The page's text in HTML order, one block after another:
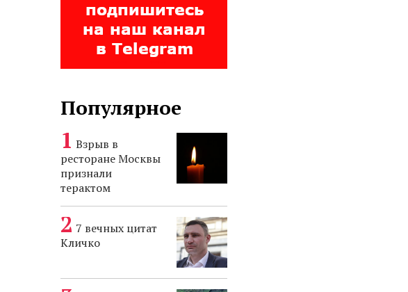
Популярное
Взрыв в
ресторане Москвы
признали
терактом
7 вечных цитат
Кличко